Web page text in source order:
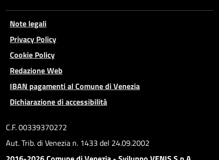
Note legali
Privacy Policy
Cookie Policy
Redazione Web
IBAN pagamenti al Comune di Venezia
Dichiarazione di accessibilità
C.F. 00339370272
Aut. Trib. di Venezia n. 1433 del 24.09.2002